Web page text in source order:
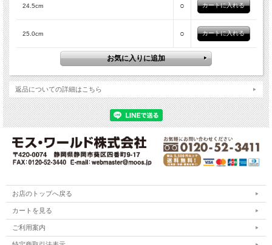
24.5cm ○
25.0cm ○
返品についての詳細はこちら
お店のトップへ戻る
カートを見る
ご利用案内